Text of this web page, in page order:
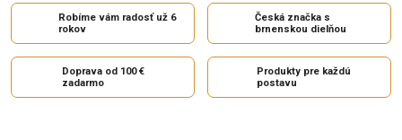
Robíme vám radosť už 6
rokov
Česká značka s
brnenskou dielňou
Doprava od 100 €
zadarmo
Produkty pre každú
postavu